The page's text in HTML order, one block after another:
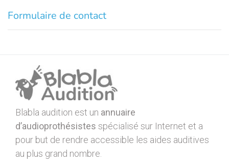
Formulaire de contact
Blabla audition est un annuaire
d’audioprothésistes spécialisé sur Internet et a
pour but de rendre accessible les aides auditives
au plus grand nombre.